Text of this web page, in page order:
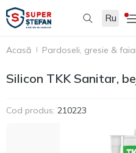
Ru
Acasă Pardoseli, gresie &
Silicon TKK Sanitar,
Cod produs: 210223